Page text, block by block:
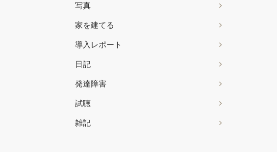
写真
家を建てる
導入レポート
日記
発達障害
試聴
雑記